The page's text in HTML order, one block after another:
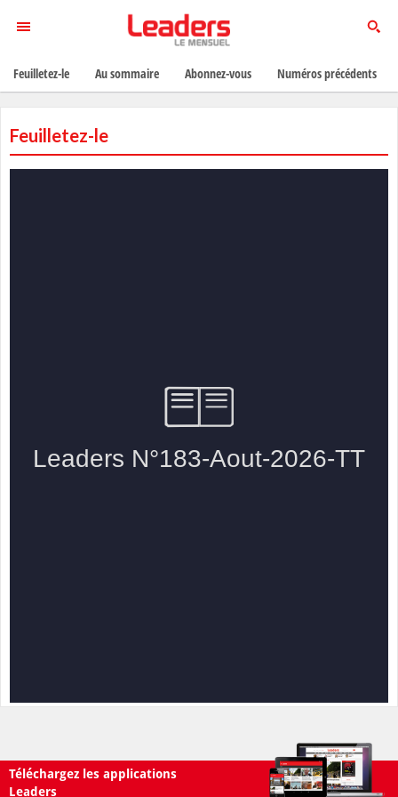
Feuilletez-le
Téléchargez les applications
Leaders
Feuilletez-le Au sommaire Abonnez-vous Numéros précédents